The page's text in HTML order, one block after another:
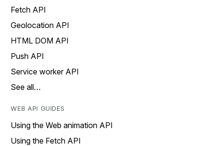
Fetch API
Geolocation API
HTML DOM API
Push API
Service worker API
See all…
WEB API GUIDES
Using the Web animation API
Using the Fetch API